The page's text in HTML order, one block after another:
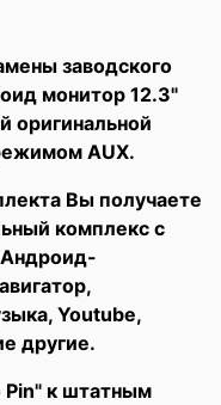
заводского
монитор 12.3"
оригинальной
AUX.
Вы получаете
комплекс с
Андроид-
Youtube,
другие.
Pin" к штатным